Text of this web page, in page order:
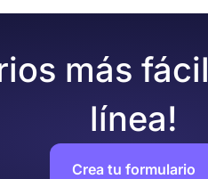
más
línea!
Crea tu formulario